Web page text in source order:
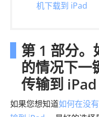
机下载到 iPad
第 1 部分
的情况下一
传输到 iPad
如果您想知道如何在没